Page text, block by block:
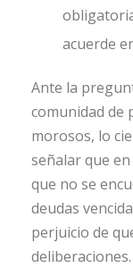
acuerde
Ante la
comunidad
morosos, lo
señalar que
que no se
deudas
perjuicio de
deliberaciones.